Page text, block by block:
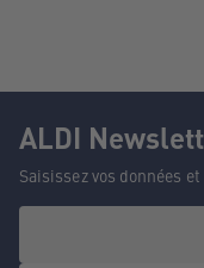
ALDI
Saisissez vos données